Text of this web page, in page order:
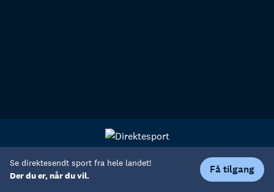
Se direktesendt sport fra hele landet!
Der du er, når du vil.
Få tilgang
Personvern